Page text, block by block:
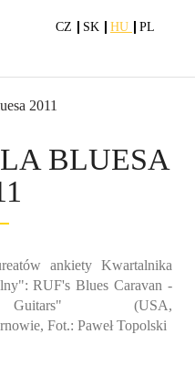
CZ SK HU PL
2011
BLUESA
ankiety Kwartalnika
RUF's Blues Caravan -
(USA,
Fot.: Paweł Topolski